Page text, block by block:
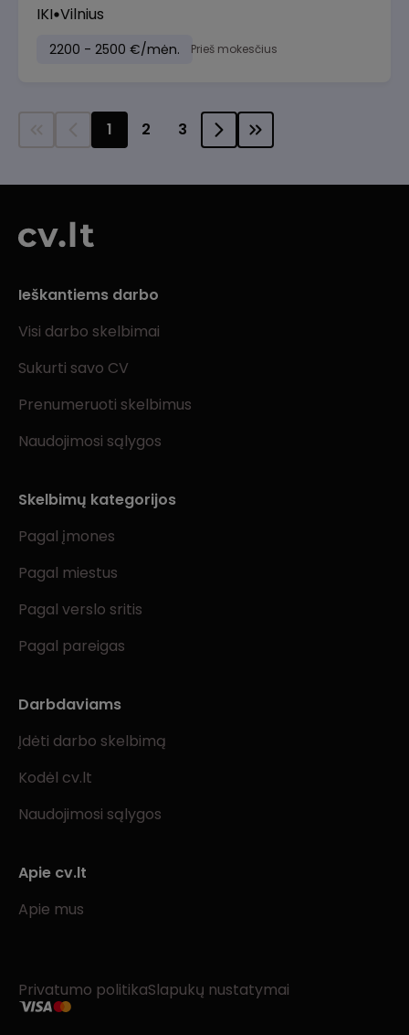
IKI Vilnius
2200 - 2500 €/mėn. Prieš mokesčius
1 2 3
Ieškantiems darbo
Visi darbo skelbimai
Sukurti savo CV
Prenumeruoti skelbimus
Naudojimosi sąlygos
Skelbimų kategorijos
Pagal įmones
Pagal miestus
Pagal verslo sritis
Pagal pareigas
Darbdaviams
Įdėti darbo skelbimą
Kodėl cv.lt
Naudojimosi sąlygos
Apie cv.lt
Apie mus
Privatumo politikaSlapukų nustatymai